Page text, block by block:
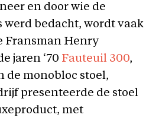
en door wie de
werd bedacht, wordt vaak
Fransman Henry
jaren ‘70 Fauteuil 300,
de monobloc stoel,
presenteerde de stoel
met